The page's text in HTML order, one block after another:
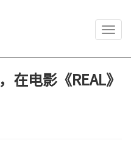
在电影《REAL》